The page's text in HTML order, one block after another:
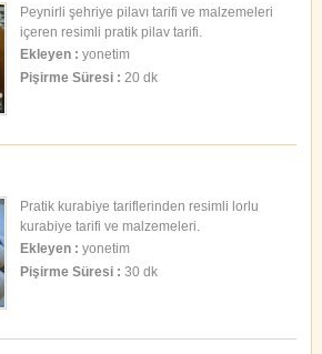
Peynirli şehriye pilavı tarifi ve malzemeleri
içeren resimli pratik pilav tarifi.
Ekleyen : yonetim
Pişirme Süresi : 20 dk
Pratik kurabiye tariflerinden resimli lorlu
kurabiye tarifi ve malzemeleri.
Ekleyen : yonetim
Pişirme Süresi : 30 dk